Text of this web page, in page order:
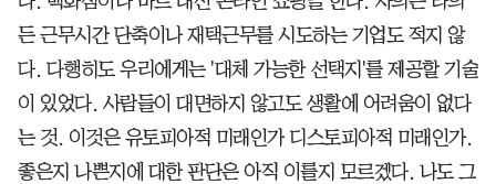
든 근무시간 단축이나 재택근무를 시도하는 기업도 적지 않
다. 다행히도 우리에게는 '대체 가능한 선택지'를 제공할 기술
이 있었다. 사람들이 대면하지 않고도 생활에 어려움이 없다
는 것. 이것은 유토피아적 미래인가 디스토피아적 미래인가.
좋은지 나쁜지에 대한 판단은 아직 이를지 모르겠다. 나도 그